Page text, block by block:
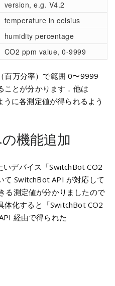
version, e.g. V4.2
temperature in celsius
humidity percentage
CO2 ppm value, 0-9999
百万分率）で範囲 0〜9999
ことが分かります．他は
に各測定値が得られるよう
機能追加
デバイス「SwitchBot CO2
て SwitchBot API が対応して
る測定値が分かりましたので
体化すると「SwitchBot CO2
経由で得られた